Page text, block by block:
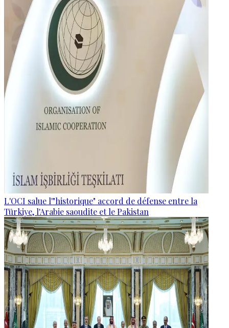
L'OCI salue l'"historique" accord de défense entre la
Türkiye, l'Arabie saoudite et le Pakistan